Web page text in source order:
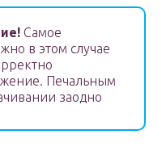
Самое
в этом случае
Печальным
заодно